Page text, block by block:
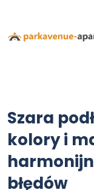
Szara
kolory i
błędów